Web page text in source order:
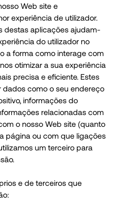
Web site e
experiência de utilizador.
destas aplicações ajudam-
do utilizador no
a forma como interage com
otimizar a sua experiência
precisa e eficiente. Estes
como o seu endereço
informações do
relacionadas com
o nosso Web site (quanto
página ou com que ligações
um terceiro para
e de terceiros que